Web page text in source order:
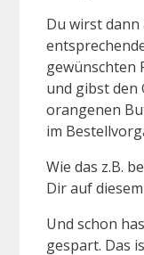
Du wirst
gewünschten
und gibst den
orangenen
im
Wie das z.B.
Dir auf
Und schon
gespart. Das